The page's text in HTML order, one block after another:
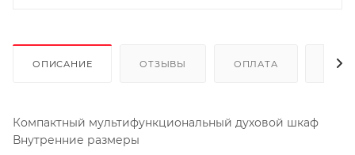
ОПИСАНИЕ ОТЗЫВЫ ОПЛАТА
Компактный мультифункциональный духовой шкаф
Внутренние размеры